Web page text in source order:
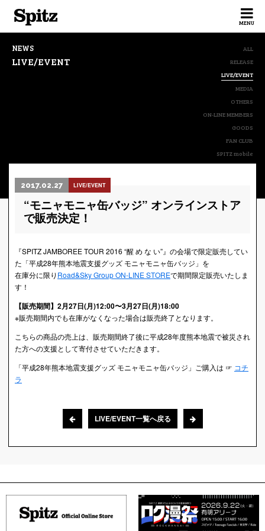
MENU
NEWS
LIVE/EVENT
ALL
RELEASE
LIVE/EVENT
MEDIA
OTHERS
ON-LINE MEMBERS
GOODS
FAN CLUB
SPITZ mobile
2017.02.27 LIVE/EVENT
“モニャモニャ缶バッジ” オンラインストア
で販売決定！
『SPITZ JAMBOREE TOUR 2016 “醒 め な い”』の会場で限定販売してい
た「平成28年熊本地震支援グッズ モニャモニャ缶バッジ」を
在庫分に限り Road&Sky Group ON-LINE STOREで期間限定販売いたしま
す！
【販売期間】2月27日(月)12:00〜3月27日(月)18:00
※販売期間内でも在庫がなくなった場合は販売終了となります。
こちらの商品の売上は、販売期間終了後に平成28年度熊本地震で被災され
た方への支援として寄付させていただきます。
「平成28年熊本地震支援グッズ モニャモニャ缶バッジ」ご購入は ☞ コチ
ラ
LIVE/EVENT一覧へ戻る